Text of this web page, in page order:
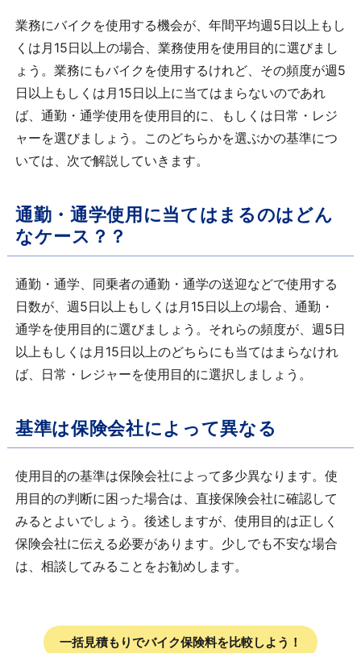
業務にバイクを使用する機会が、年間平均週5日以上もし
くは月 15日以上の場合、業務使用を使用目的に選びまし
ょう。業務にもバイクを使用するけれど、その頻度が週5
日以上もしくは月 15日以上に当てはまらないのであれ
ば、通勤・通学使用を使用目的に、もしくは日常・レジ
ャーを選びましょう。このどちらかを選ぶかの基準につ
いては、次で解説していきます。
通勤・通学使用に当てはまるのはどん
なケース？？
通勤・通学、同乗者の通勤・通学の送迎などで使用する
日数が、週5日以上もしくは月 15日以上の場合、通勤・
通学を使用目的に選びましょう。それらの頻度が、週5日
以上もしくは月 15日以上のどちらにも当てはまらなけれ
ば、日常・レジャーを使用目的に選択しましょう。
基準は保険会社によって異なる
使用目的の基準は保険会社によって多少異なります。使
用目的の判断に困った場合は、直接保険会社に確認して
みるとよいでしょう。後述しますが、使用目的は正しく
保険会社に伝える必要があります。少しでも不安な場合
は、相談してみることをお勧めします。
一括見積もりでバイク保険料を比較しよう！